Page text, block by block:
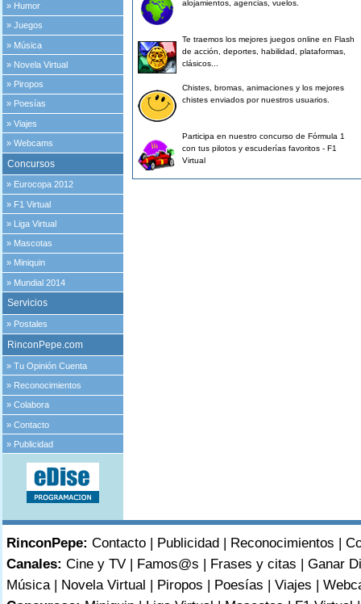
» Humor
»Juegos
» Música
» Novela Virtual
» Piropos
» Poesías
»Viajes
»Webcams
Concursos
» Eurocopa 2012
» F1 Virtual
» Liga Virtual
» Mascotas
» Miniquin
» Mundial 2014
Servicios
» Postales
RinconPepe.com
»Tu Opinión Cuenta
» Reconocimientos
»Colabora
»Contacto
» Publicidad
alojamientos, agencias, vuelos.
Te traemos los mejores juegos online en Flash
de acción, deportes, habilidad, plataformas,
clásicos...
Chistes, bromas, animaciones y los mejores
chistes enviados por nuestros usuarios.
Participa en nuestro concurso de Fórmula 1
con tus pilotos y escuderías favoritos - F1
Virtual
RinconPepe: Contacto| Publicidad| Reconocimientos |
Canales: Cine y TV| Famos@s | Frases y citas | Ganar
Música| Novela Virtual | Piropos | Poesías | Viajes |